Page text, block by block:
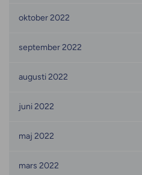
oktober 2022
september 2022
augusti 2022
juni 2022
maj 2022
mars 2022